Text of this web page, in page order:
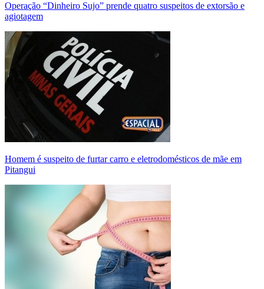
Operação “Dinheiro Sujo” prende quatro suspeitos de extorsão e
agiotagem
Homem é suspeito de furtar carro e eletrodomésticos de mãe em
Pitangui